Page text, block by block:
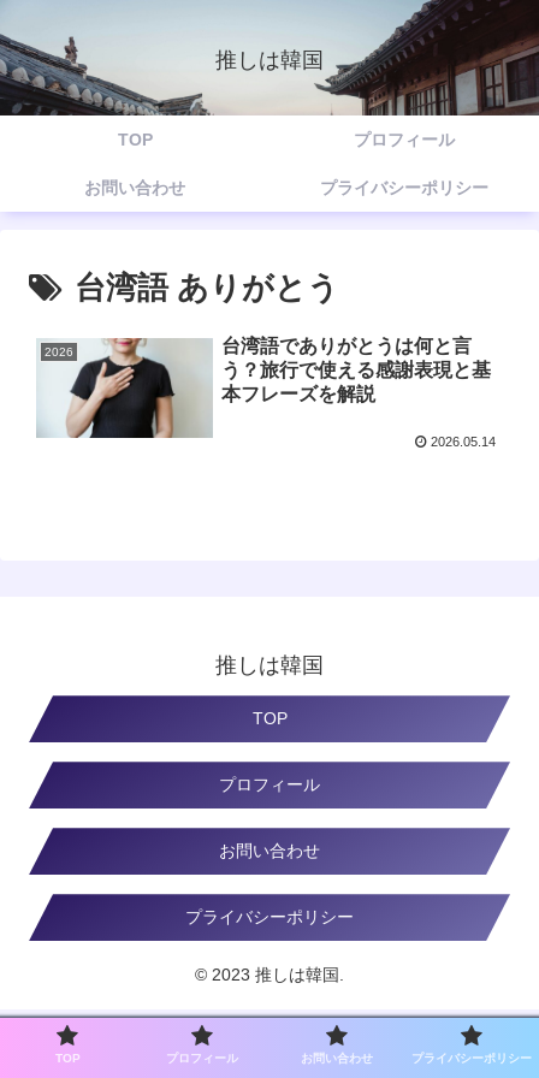
推しは韓国
TOP プロフィール
お問い合わせ プライバシーポリシー
台湾語 ありがとう
2026
台湾語でありがとうは何と言
う？旅行で使える感謝表現と基
本フレーズを解説
2026.05.14
推しは韓国
TOP
プロフィール
お問い合わせ
プライバシーポリシー
© 2023 推しは韓国.
TOP プロフィール お問い合わせ プライバシーポリシー